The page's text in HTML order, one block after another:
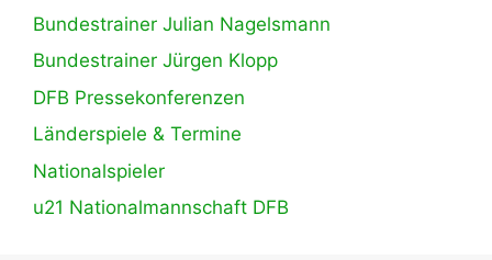
Bundestrainer Julian Nagelsmann
Bundestrainer Jürgen Klopp
DFB Pressekonferenzen
Länderspiele & Termine
Nationalspieler
u21 Nationalmannschaft DFB